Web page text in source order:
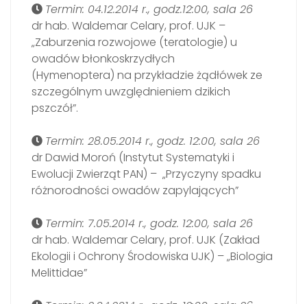
Termin: 04.12.2014 r., godz.12:00, sala 26
dr hab. Waldemar Celary, prof. UJK –
„Zaburzenia rozwojowe (teratologie) u
owadów błonkoskrzydłych
(Hymenoptera) na przykładzie żądłówek ze
szczególnym uwzględnieniem dzikich
pszczół”.
Termin: 28.05.2014 r., godz. 12:00, sala 26
dr Dawid Moroń (Instytut Systematyki i
Ewolucji Zwierząt PAN) – „Przyczyny spadku
różnorodności owadów zapylających”
Termin: 7.05.2014 r., godz. 12:00, sala 26
dr hab. Waldemar Celary, prof. UJK (Zakład
Ekologii i Ochrony Środowiska UJK) – „Biologia
Melittidae”